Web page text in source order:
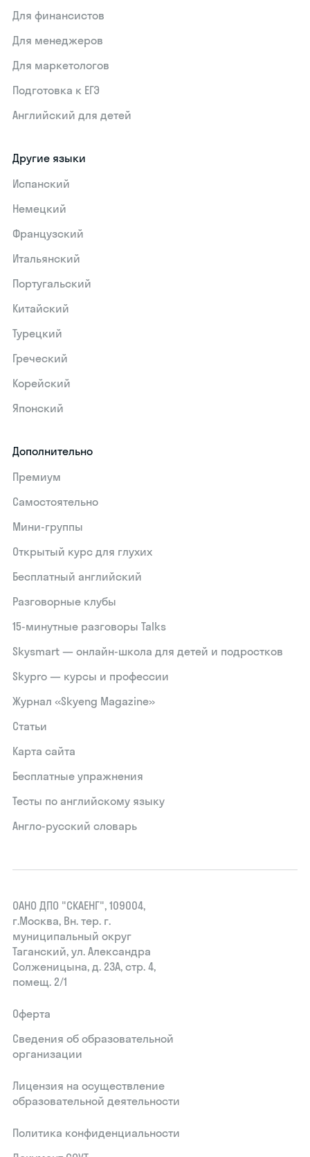
Для финансистов
Для менеджеров
Для маркетологов
Подготовка к ЕГЭ
Английский для детей
Другие языки
Испанский
Немецкий
Французский
Итальянский
Португальский
Китайский
Турецкий
Греческий
Корейский
Японский
Дополнительно
Премиум
Самостоятельно
Мини-группы
Открытый курс для глухих
Бесплатный английский
Разговорные клубы
15‑минутные разговоры Talks
Skysmart — онлайн-школа для детей и подростков
Skypro — курсы и профессии
Журнал «Skyeng Magazine»
Статьи
Карта сайта
Бесплатные упражнения
Тесты по английскому языку
Англо-русский словарь
ОАНО ДПО "СКАЕНГ", 109004,
г.Москва, Вн. тер. г.
муниципальный округ
Таганский, ул. Александра
Солженицына, д. 23А, стр. 4,
помещ. 2/1
Оферта
Сведения об образовательной
организации
Лицензия на осуществление
образовательной деятельности
Политика конфиденциальности